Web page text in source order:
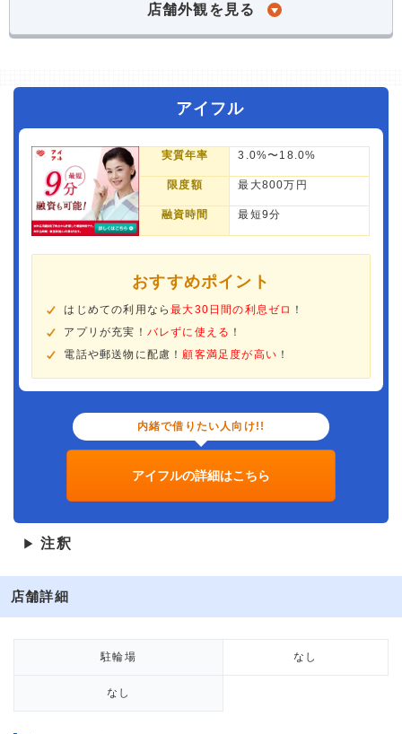
店舗外観を見る
アイフル
実質年率 3.0%〜18.0%
限度額 最大800万円
融資時間 最短9分
おすすめポイント
はじめての利用なら最大30日間の利息ゼロ ！
アプリが充実！ バレずに使える ！
電話や郵送物に配慮！顧客満足度が高い ！
内緒で借りたい人向け!!
アイフルの詳細はこちら
▶ 注釈
店舗詳細
駐輪場 なし
なし